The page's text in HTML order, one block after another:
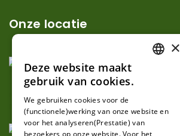
Onze locatie
GERMAN
×
Deze website maakt
gebruik van cookies.
We gebruiken cookies voor de
(functionele)werking van onze website en
voor het analyseren(Prestatie) van
bezoekers op onze website. Voor het